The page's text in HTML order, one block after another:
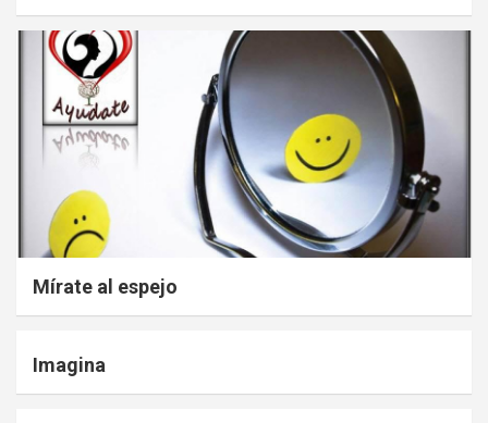
Mírate al espejo
Imagina